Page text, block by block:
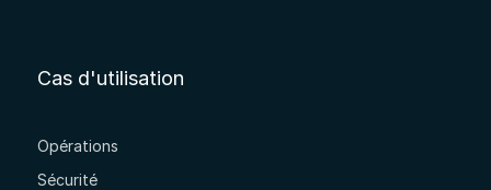
Cas d'utilisation
Opérations
Sécurité